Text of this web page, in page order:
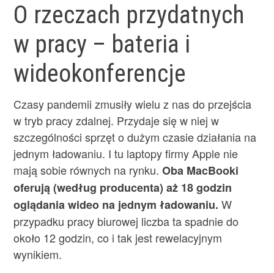
O rzeczach przydatnych
w pracy – bateria i
wideokonferencje
Czasy pandemii zmusiły wielu z nas do przejścia
w tryb pracy zdalnej. Przydaje się w niej w
szczególności sprzęt o dużym czasie działania na
jednym ładowaniu. I tu laptopy firmy Apple nie
mają sobie równych na rynku.Oba MacBooki
oferują (według producenta) aż 18 godzin
oglądania wideo na jednym ładowaniu. W
przypadku pracy biurowej liczba ta spadnie do
około 12 godzin, co i tak jest rewelacyjnym
wynikiem.